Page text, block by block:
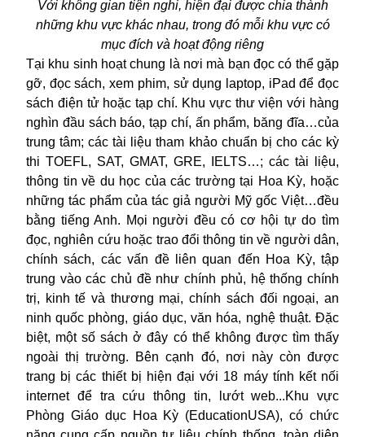
Với không gian tiện nghi, hiện đại được chia thành
những khu vực khác nhau, trong đó mỗi khu vực có
mục đích và hoạt động riêng
Tại khu sinh hoạt chung là nơi mà bạn đọc có thể gặp
gỡ, đọc sách, xem phim, sử dụng laptop, iPad để đọc
sách điện tử hoặc tạp chí. Khu vực thư viện với hàng
nghìn đầu sách báo, tạp chí, ấn phẩm, băng đĩa…của
trung tâm; các tài liệu tham khảo chuẩn bị cho các kỳ
thi TOEFL, SAT, GMAT, GRE, IELTS…; các tài liệu,
thông tin về du học của các trường tại Hoa Kỳ, hoặc
những tác phẩm của tác giả người Mỹ gốc Việt…đều
bằng tiếng Anh. Mọi người đều có cơ hội tự do tìm
đọc, nghiên cứu hoặc trao đổi thông tin về người dân,
chính sách, các vấn đề liên quan đến Hoa Kỳ, tập
trung vào các chủ đề như chính phủ, hệ thống chính
trị, kinh tế và thương mại, chính sách đối ngoại, an
ninh quốc phòng, giáo dục, văn hóa, nghệ thuật. Đặc
biệt, một số sách ở đây có thể không được tìm thấy
ngoài thị trường. Bên cạnh đó, nơi này còn được
trang bị các thiết bị hiện đại với 18 máy tính kết nối
internet để tra cứu thông tin, lướt web...Khu vực
Phòng Giáo dục Hoa Kỳ (EducationUSA), có chức